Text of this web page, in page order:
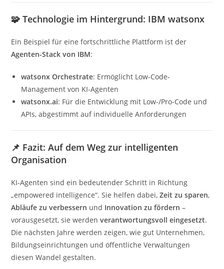
🧩 Technologie im Hintergrund: IBM watsonx
Ein Beispiel für eine fortschrittliche Plattform ist der
Agenten-Stack von IBM:
watsonx Orchestrate: Ermöglicht Low-Code-
Management von KI-Agenten
watsonx.ai: Für die Entwicklung mit Low-/Pro-Code und
APIs, abgestimmt auf individuelle Anforderungen
📌 Fazit: Auf dem Weg zur intelligenten
Organisation
KI-Agenten sind ein bedeutender Schritt in Richtung
„empowered intelligence“. Sie helfen dabei,Zeit zu sparen,
Abläufe zu verbessern und Innovation zu fördern –
vorausgesetzt, sie werdenverantwortungsvoll eingesetzt.
Die nächsten Jahre werden zeigen, wie gut Unternehmen,
Bildungseinrichtungen und öffentliche Verwaltungen
diesen Wandel gestalten.